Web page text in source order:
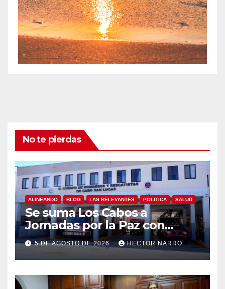
No te pierdas
ALINEANDO BLOG LAS RELEVANTES POLITICA SALUD
Se suma Los Cabos a
Jornadas por la Paz con
capacitación en primeros
auxilios para jóvenes
5 DE AGOSTO DE 2026 HECTOR NARRO